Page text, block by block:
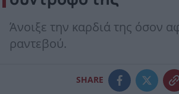
Άνοιξε την καρδιά της όσον
ραντεβού.
SHARE